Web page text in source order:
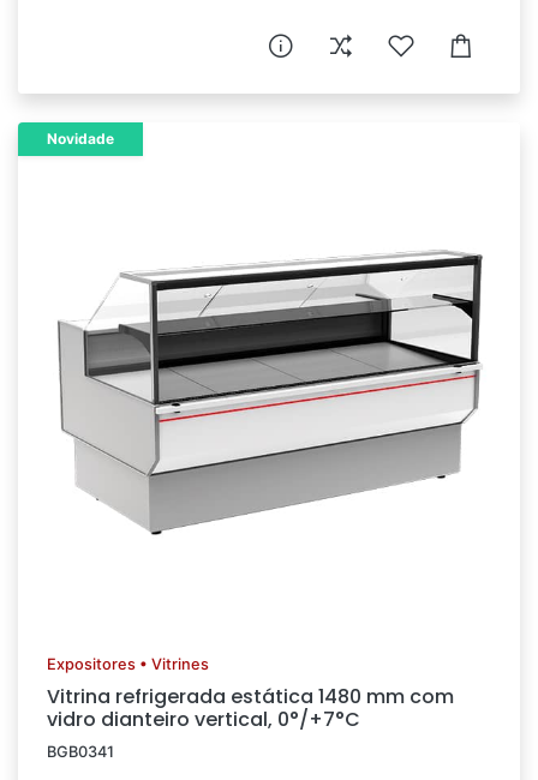
Novidade
Expositores • Vitrines
Vitrina refrigerada estática 1480 mm com
vidro dianteiro vertical, 0°/+7°C
BGB0341